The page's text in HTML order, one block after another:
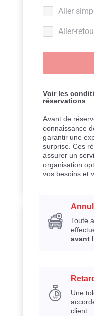
Aller
Aller-
Voir les
réservations
Avant de
connaissance
garantir une
surprise. Ces
assurer un
organisation
vos besoins et
Toute
avant
Une
client.